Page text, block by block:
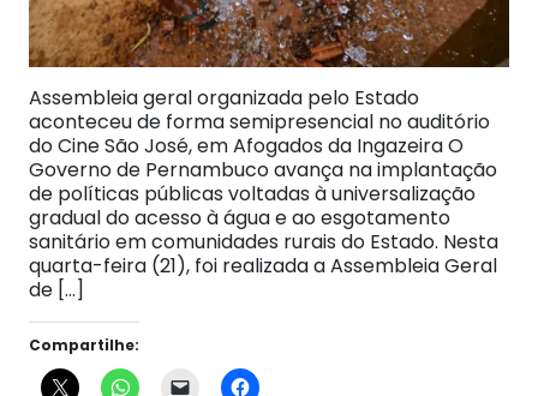
Assembleia geral organizada pelo Estado
aconteceu de forma semipresencial no auditório
do Cine São José, em Afogados da Ingazeira O
Governo de Pernambuco avança na implantação
de políticas públicas voltadas à universalização
gradual do acesso à água e ao esgotamento
sanitário em comunidades rurais do Estado. Nesta
quarta-feira (21), foi realizada a Assembleia Geral
de […]
Compartilhe: